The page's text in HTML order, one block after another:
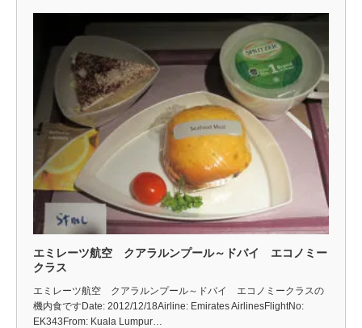
エミレーツ航空 クアラルンプール～ドバイ エコノミー
クラス
エミレーツ航空 クアラルンプール～ドバイ エコノミークラスの
機内食ですDate: 2012/12/18Airline: Emirates AirlinesFlightNo:
EK343From: Kuala Lumpur…